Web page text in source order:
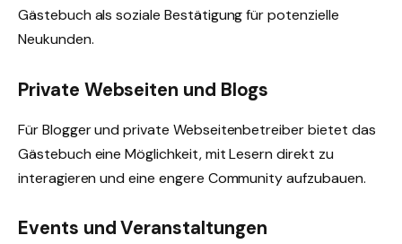
Gästebuch als soziale Bestätigung für potenzielle
Neukunden.
Private Webseiten und Blogs
Für Blogger und private Webseitenbetreiber bietet das
Gästebuch eine Möglichkeit, mit Lesern direkt zu
interagieren und eine engere Community aufzubauen.
Events und Veranstaltungen